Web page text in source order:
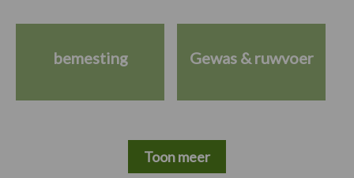
bemesting Gewas & ruwvoer
Toon meer